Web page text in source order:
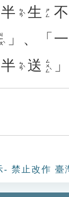
半 ㄅㄢˋ 生 ㄕㄥ 不
ˋ 」、「 一
半 ㄅㄢˋ 送 ㄙㄨㄥˋ
- 禁止改作 臺